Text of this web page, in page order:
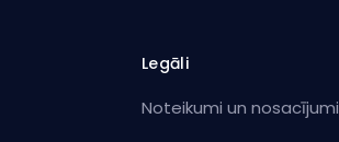
Legāli
Noteikumi un nosacījumi